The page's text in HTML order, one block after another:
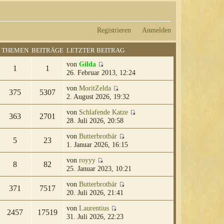
Registrieren Anmelden
THEMEN BEITRÄGE LETZTER BEITRAG
1 1 von Gilda
26. Februar 2013, 12:24
375 5307 von MoritZelda
2. August 2026, 19:32
363 2701 von Schlafende Katze
28. Juli 2026, 20:58
5 23 von Butterbrotbär
1. Januar 2026, 16:15
8 82 von royyy
25. Januar 2023, 10:21
371 7517 von Butterbrotbär
20. Juli 2026, 21:41
2457 17519 von Laurentius
31. Juli 2026, 22:23